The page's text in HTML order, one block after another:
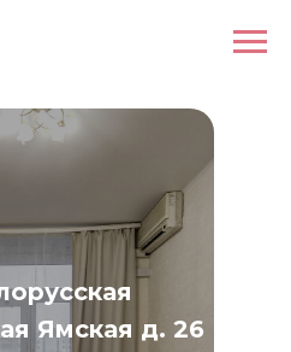
Ямская д. 26